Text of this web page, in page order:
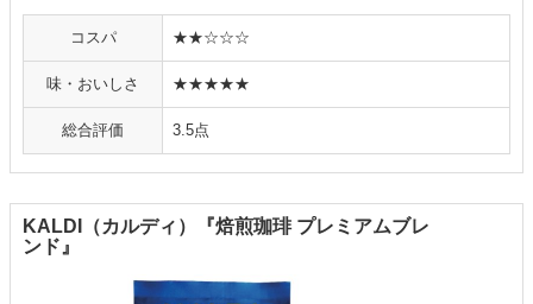
コスパ ★★☆☆☆
味・おいしさ ★★★★★
総合評価 3.5点
KALDI（カルディ）『焙煎珈琲 プレミアムブレ
ンド』